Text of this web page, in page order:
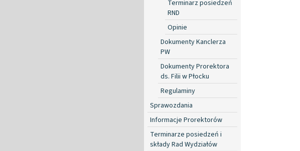
Terminarz posiedzeń
RND
Opinie
Dokumenty Kanclerza
PW
Dokumenty Prorektora
ds. Filii w Płocku
Regulaminy
Sprawozdania
Informacje Prorektorów
Terminarze posiedzeń i
składy Rad Wydziałów